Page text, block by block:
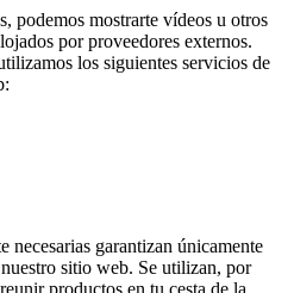
podemos mostrarte vídeos u otros
por proveedores externos.
los siguientes servicios de
necesarias garantizan únicamente
sitio web. Se utilizan, por
productos en tu cesta de la